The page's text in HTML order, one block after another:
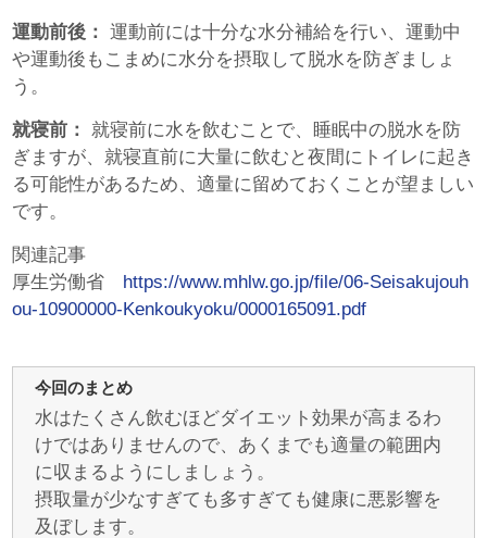
運動前後： 運動前には十分な水分補給を行い、運動中
や運動後もこまめに水分を摂取して脱水を防ぎましょ
う。
就寝前： 就寝前に水を飲むことで、睡眠中の脱水を防
ぎますが、就寝直前に大量に飲むと夜間にトイレに起き
る可能性があるため、適量に留めておくことが望ましい
です。
関連記事
厚生労働省 https://www.mhlw.go.jp/file/06-Seisakujouh
ou-10900000-Kenkoukyoku/0000165091.pdf
今回のまとめ
水はたくさん飲むほどダイエット効果が高まるわ
けではありませんので、あくまでも適量の範囲内
に収まるようにしましょう。
摂取量が少なすぎても多すぎても健康に悪影響を
及ぼします。